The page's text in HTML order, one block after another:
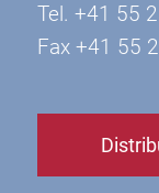
Tel. +41 55
Fax +41 55